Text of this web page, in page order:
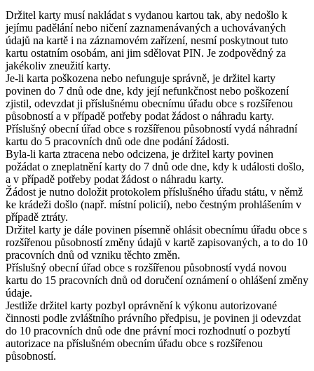
Držitel karty musí nakládat s vydanou kartou tak, aby nedošlo k
jejímu padělání nebo ničení zaznamenávaných a uchovávaných
údajů na kartě i na záznamovém zařízení, nesmí poskytnout tuto
kartu ostatním osobám, ani jim sdělovat PIN. Je zodpovědný za
jakékoliv zneužití karty.
Je-li karta poškozena nebo nefunguje správně, je držitel karty
povinen do 7 dnů ode dne, kdy její nefunkčnost nebo poškození
zjistil, odevzdat ji příslušnému obecnímu úřadu obce s rozšířenou
působností a v případě potřeby podat žádost o náhradu karty.
Příslušný obecní úřad obce s rozšířenou působností vydá náhradní
kartu do 5 pracovních dnů ode dne podání žádosti.
Byla-li karta ztracena nebo odcizena, je držitel karty povinen
požádat o zneplatnění karty do 7 dnů ode dne, kdy k události došlo,
a v případě potřeby podat žádost o náhradu karty.
Žádost je nutno doložit protokolem příslušného úřadu státu, v němž
ke krádeži došlo (např. místní policií), nebo čestným prohlášením v
případě ztráty.
Držitel karty je dále povinen písemně ohlásit obecnímu úřadu obce s
rozšířenou působností změny údajů v kartě zapisovaných, a to do 10
pracovních dnů od vzniku těchto změn.
Příslušný obecní úřad obce s rozšířenou působností vydá novou
kartu do 15 pracovních dnů od doručení oznámení o ohlášení změny
údaje.
Jestliže držitel karty pozbyl oprávnění k výkonu autorizované
činnosti podle zvláštního právního předpisu, je povinen ji odevzdat
do 10 pracovních dnů ode dne právní moci rozhodnutí o pozbytí
autorizace na příslušném obecním úřadu obce s rozšířenou
působností.